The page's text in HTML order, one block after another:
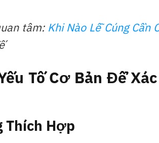
tâm: Khi Nào Lễ Cúng Cần
Tố Cơ Bản Để
Hợp